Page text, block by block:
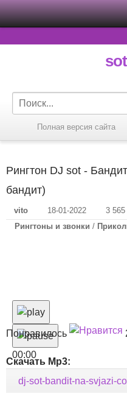
Полная версия сайта
Рингтон DJ sot -
бандит)
vito 18-01-2022 3 565
Рингтоны и звонки /
00:00
Понравилось
Скачать Mp3:
dj-sot-bandit-na-svjazi-